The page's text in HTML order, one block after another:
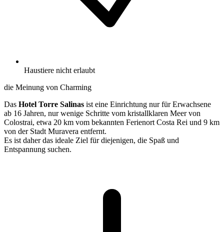
Haustiere nicht erlaubt
die Meinung von Charming
Das Hotel Torre Salinas ist eine Einrichtung nur für Erwachsene
ab 16 Jahren, nur wenige Schritte vom kristallklaren Meer von
Colostrai, etwa 20 km vom bekannten Ferienort Costa Rei und 9 km
von der Stadt Muravera entfernt.
Es ist daher das ideale Ziel für diejenigen, die Spaß und
Entspannung suchen.